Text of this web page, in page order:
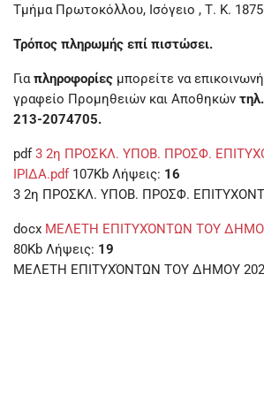
Τμήμα Πρωτοκόλλου, Ισόγειο , Τ. Κ.
Τρόπος πληρωμής επί πιστώσει.
Γιαπληροφορίες μπορείτε να
γραφείο Προμηθειών και Αποθηκών
213-2074705.
pdf 3 2η ΠΡΟΣΚΛ. ΥΠΟΒ. ΠΡΟΣΦ.
ΙΡΙΔΑ.pdf 107Kb Λήψεις: 16
3 2η ΠΡΟΣΚΛ. ΥΠΟΒ. ΠΡΟΣΦ.
docx ΜΕΛΕΤΗ ΕΠΙΤΥΧΌΝΤΩΝ ΤΟΥ
80Kb Λήψεις: 19
ΜΕΛΕΤΗ ΕΠΙΤΥΧΌΝΤΩΝ ΤΟΥ ΔΗΜΟΥ